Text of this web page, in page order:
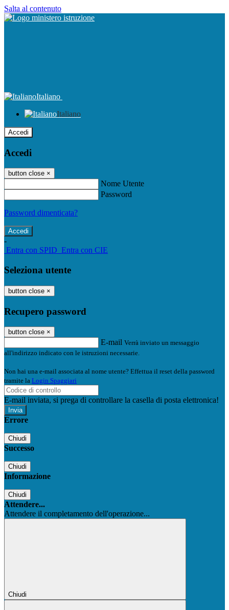
Salta al contenuto
Italiano
Italiano
Accedi
Accedi
button close ×
Nome Utente
Password
Password dimenticata?
-
Entra con SPID Entra con CIE
Seleziona utente
button close ×
Recupero password
button close ×
E-mail Verrà inviato un messaggio
all'indirizzo indicato con le istruzioni necessarie.
Non hai una e-mail associata al nome utente? Effettua il reset della password
tramite la Login Spaggiari
E-mail inviata, si prega di controllare la casella di posta elettronica!
Errore
Chiudi
Successo
Chiudi
Informazione
Chiudi
Attendere...
Attendere il completamento dell'operazione...
Chiudi